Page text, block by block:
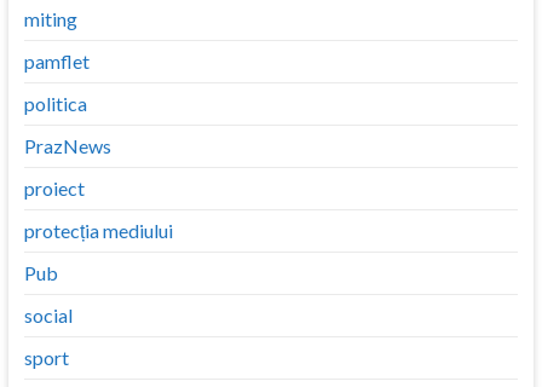
miting
pamflet
politica
PrazNews
proiect
protecția mediului
Pub
social
sport